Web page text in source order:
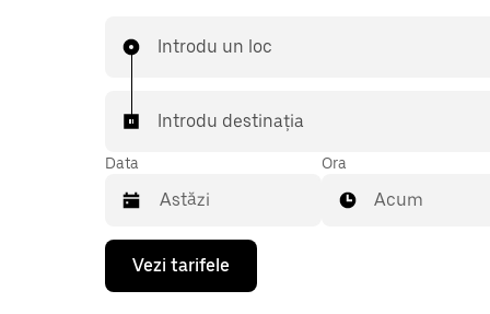
Introdu un loc
Introdu destinația
Data
Pentru
deschide
Ora
Acum
Vezi tarifele